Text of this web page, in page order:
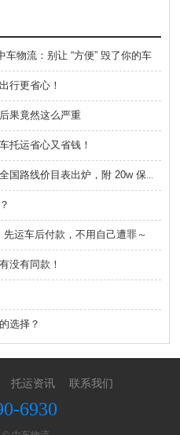
物流：别让 “方便” 毁了你的车
行更省心！
果竟然这么严重
托运省心又省钱！
中车物流12306 火车托运汽车：全国路线价目表出炉，附 20w 保障，省心又划算
运车后付款，不用自己遭罪～
没有同款！
选择？
托运资讯 联系我们
6930